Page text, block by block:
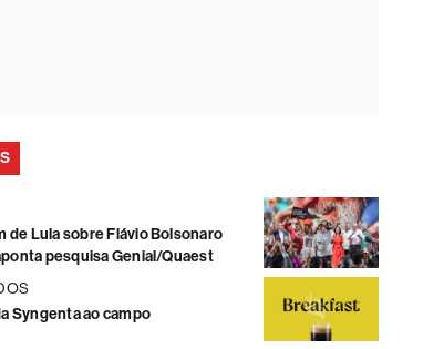
de Lula sobre Flávio Bolsonaro
pesquisa Genial/Quaest
Syngenta ao campo